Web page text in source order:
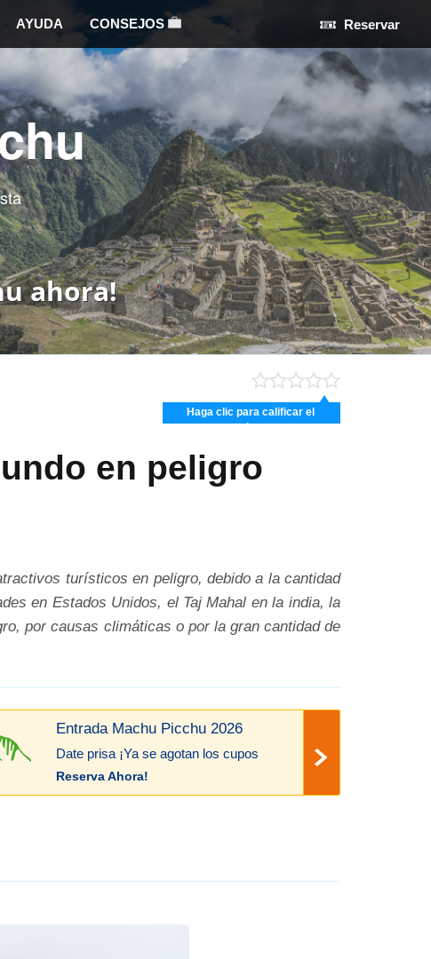
AYUDA CONSEJOS Reservar
ahora!
Haga clic para calificar el
en peligro
turísticos en peligro, debido a la cantidad
en Estados Unidos, el Taj Mahal en la india, la
por causas climáticas o por la gran cantidad de
Entrada Machu Picchu 2026
Date prisa ¡Ya se agotan los cupos
Reserva Ahora!